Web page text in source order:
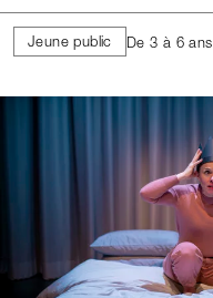
Jeune public De 3 à 6 ans